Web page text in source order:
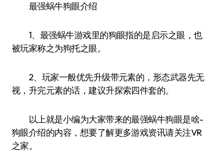
最强蜗牛狗眼介绍
1、最强蜗牛游戏里的狗眼指的是启示之眼，也
被玩家称之为狗托之眼。
2、玩家一般优先升级带元素的，形态武器先无
视，升完元素的话，建议升探索四件套的。
以上就是小编为大家带来的最强蜗牛狗眼是啥-
狗眼介绍的内容，想要了解更多游戏资讯请关注VR
之家。